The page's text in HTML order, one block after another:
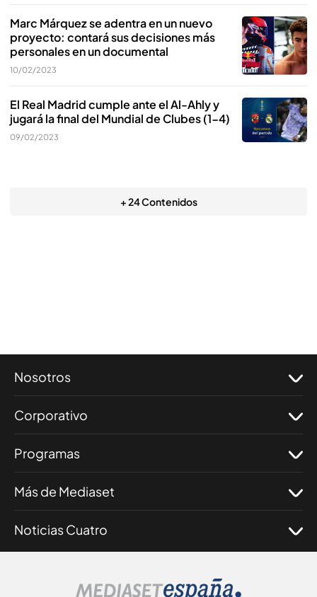
Marc Márquez se adentra en un nuevo
proyecto: contará sus decisiones más
personales en un documental
10/02/2023
El Real Madrid cumple ante el Al-Ahly y
jugará la final del Mundial de Clubes (1-4)
09/02/2023
+ 24 Contenidos
Nosotros
Corporativo
Programas
Más de Mediaset
Noticias Cuatro